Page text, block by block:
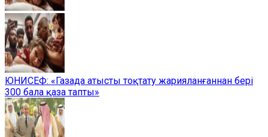
ЮНИСЕФ: «Газада атысты тоқтату жарияланғаннан бері
300 бала қаза тапты»